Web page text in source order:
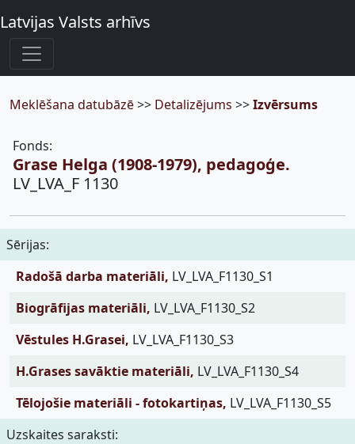
Latvijas Valsts arhīvs
Meklēšana datubāzē>> Detalizējums >>Izvērsums
Fonds:
Grase Helga (1908-1979), pedagoģe.
LV_LVA_F 1130
Sērijas:
Radošā darba materiāli, LV_LVA_F1130_S1
Biogrāfijas materiāli, LV_LVA_F1130_S2
Vēstules H.Grasei, LV_LVA_F1130_S3
H.Grases savāktie materiāli, LV_LVA_F1130_S4
Tēlojošie materiāli - fotokartiņas, LV_LVA_F1130_S5
Uzskaites saraksti: